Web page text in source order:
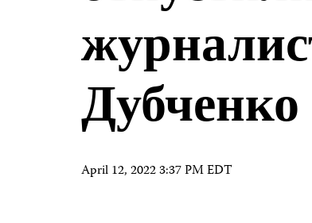
Дубченко
April 12, 2022 3:37 PM EDT